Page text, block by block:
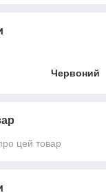
Червоний
цей товар